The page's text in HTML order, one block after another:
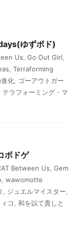
ゆずボド)
Us Go Out Girl
Terraforming
化
ゴーアウトガー
テラフォーミング・マ
ドゲ
Between Us Gem
wawomotte
ジュエルマイスター
コ
和を以て貴しと